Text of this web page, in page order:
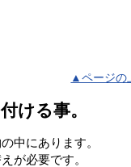
▲ページの
ける事。
中にあります。
が必要です。